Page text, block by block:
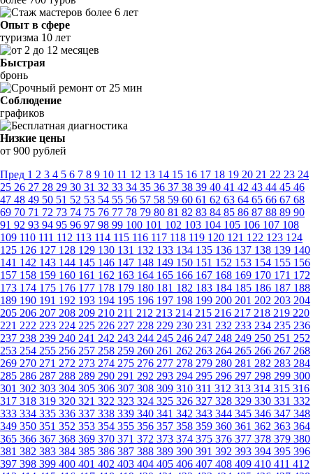
Опыт в сфере
туризма 10 лет
Быстрая
бронь
Соблюдение
графиков
Низкие цены
от 900 рублей
Пред 1 2 3 4 5 6 7 8 9 10 11 12 13 14 15 16 17 18 19 20 21 22 23 24
25 26 27 28 29 30 31 32 33 34 35 36 37 38 39 40 41 42 43 44 45 46
47 48 49 50 51 52 53 54 55 56 57 58 59 60 61 62 63 64 65 66 67 68
69 70 71 72 73 74 75 76 77 78 79 80 81 82 83 84 85 86 87 88 89 90
91 92 93 94 95 96 97 98 99 100 101 102 103 104 105 106 107 108
109 110 111 112 113 114 115 116 117 118 119 120 121 122 123 124
125 126 127 128 129 130 131 132 133 134 135 136 137 138 139 140
141 142 143 144 145 146 147 148 149 150 151 152 153 154 155 156
157 158 159 160 161 162 163 164 165 166 167 168 169 170 171 172
173 174 175 176 177 178 179 180 181 182 183 184 185 186 187 188
189 190 191 192 193 194 195 196 197 198 199 200 201 202 203 204
205 206 207 208 209 210 211 212 213 214 215 216 217 218 219 220
221 222 223 224 225 226 227 228 229 230 231 232 233 234 235 236
237 238 239 240 241 242 243 244 245 246 247 248 249 250 251 252
253 254 255 256 257 258 259 260 261 262 263 264 265 266 267 268
269 270 271 272 273 274 275 276 277 278 279 280 281 282 283 284
285 286 287 288 289 290 291 292 293 294 295 296 297 298 299 300
301 302 303 304 305 306 307 308 309 310 311 312 313 314 315 316
317 318 319 320 321 322 323 324 325 326 327 328 329 330 331 332
333 334 335 336 337 338 339 340 341 342 343 344 345 346 347 348
349 350 351 352 353 354 355 356 357 358 359 360 361 362 363 364
365 366 367 368 369 370 371 372 373 374 375 376 377 378 379 380
381 382 383 384 385 386 387 388 389 390 391 392 393 394 395 396
397 398 399 400 401 402 403 404 405 406 407 408 409 410 411 412